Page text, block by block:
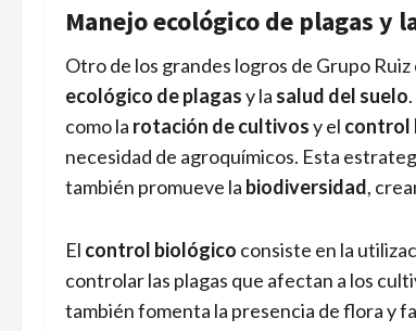
Manejo ecológico de plagas y
Otro de los grandes logros de Grupo
ecológico de plagasy la salud del suelo
como la rotación de cultivosy el control
necesidad de agroquímicos. Esta
también promueve la biodiversidad,
El control biológico consiste en la
controlar las plagas que afectan a los
también fomenta la presencia de flora y